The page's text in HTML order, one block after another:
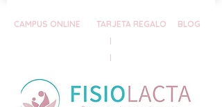
CAMPUS ONLINE TARJETA REGALO BLOG